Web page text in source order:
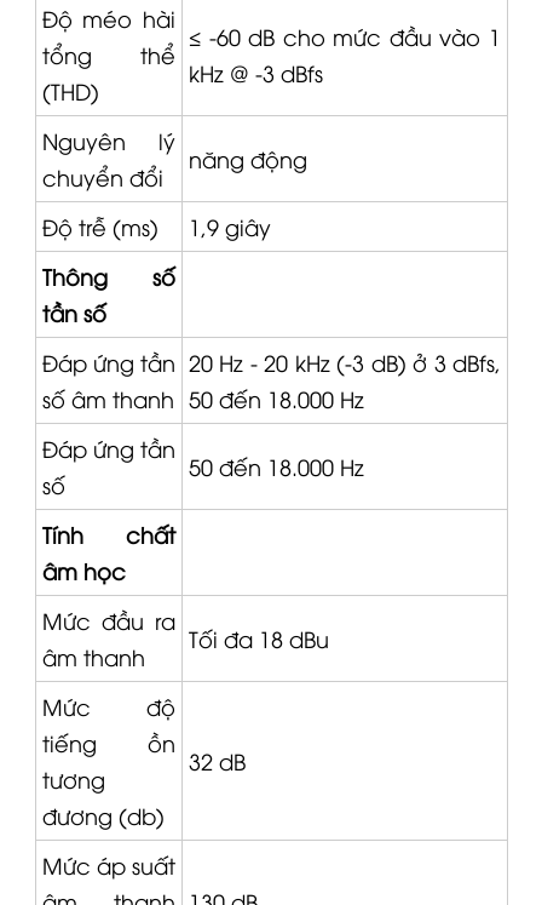
Độ méo hài
tổng thể
(THD)
≤ -60 dB cho mức đầu vào 1
kHz @ -3 dBfs
Nguyên lý
chuyển đổi
năng động
Độ trễ (ms)
1,9 giây
Thông số
tần số
Đáp ứng tần
số âm thanh
20 Hz - 20 kHz (-3 dB) ở 3 dBfs,
50 đến 18.000 Hz
Đáp ứng tần
số
50 đến 18.000 Hz
Tính chất
âm học
Mức đầu ra
âm thanh
Tối đa 18 dBu
Mức độ
tiếng ồn
tương
đương (db)
32 dB
Mức áp suất